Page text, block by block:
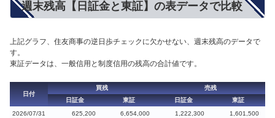
週末残高【日証金と東証】の表データで比較
上記グラフ、住友商事の逆日歩チェックに欠かせない、週末残高のデータで
す。
東証データは、一般信用と制度信用の残高の合計値です。
日付
買残
売残
日証金
東証 日証金
東証
2026/07/31
625,200 6,654,000 1,222,300 1,601,500